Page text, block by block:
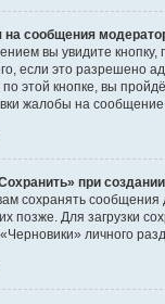
на сообщения
вы увидите кнопку,
если это разрешено
этой кнопке, вы
жалобы на
при
сохранять сообщения
позже. Для загрузки
личного